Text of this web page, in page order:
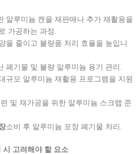
알루미늄 캔을 재판매나 추가 재활용을
가공하는 과정.
을 줄이고 불량품 처리 효율을 높입니
폐기물 및 불량 알루미늄 용기 관리.
규모 알루미늄 재활용 프로그램을 지원
및 재가공을 위한 알루미늄 스크랩 준
소비 후 알루미늄 포장 폐기물 처리.
시 고려해야 할 요소